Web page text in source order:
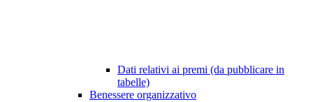
Dati relativi ai premi (da pubblicare in
tabelle)
Benessere organizzativo